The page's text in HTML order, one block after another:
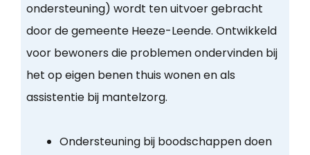
ondersteuning) wordt ten uitvoer gebracht
door de gemeente Heeze-Leende. Ontwikkeld
voor bewoners die problemen ondervinden bij
het op eigen benen thuis wonen en als
assistentie bij mantelzorg.
Ondersteuning bij boodschappen doen